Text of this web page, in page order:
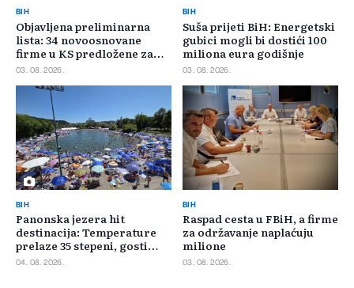
BIH
Objavljena preliminarna
lista: 34 novoosnovane
firme u KS predložene za
400.000 KM poticaja
03. 08. 2026.
BIH
Suša prijeti BiH: Energetski
gubici mogli bi dostići 100
miliona eura godišnje
03. 08. 2026.
BIH
Panonska jezera hit
destinacija: Temperature
prelaze 35 stepeni, gosti
pristižu iz cijele regije
04. 08. 2026.
BIH
Raspad cesta u FBiH, a firme
za održavanje naplaćuju
milione
03. 08. 2026.